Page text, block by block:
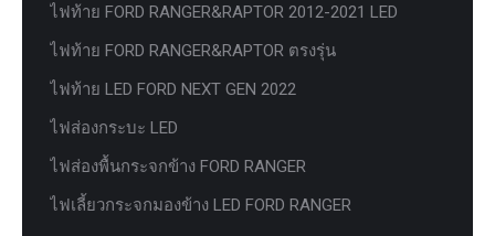
ไฟท้าย FORD RANGER&RAPTOR 2012-2021 LED
ไฟท้าย FORD RANGER&RAPTOR ตรงรุ่น
ไฟท้าย LED FORD NEXT GEN 2022
ไฟส่องกระบะ LED
ไฟส่องพื้นกระจกข้าง FORD RANGER
ไฟเลี้ยวกระจกมองข้าง LED FORD RANGER